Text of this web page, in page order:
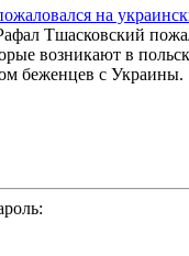
на
Тшасковский
возникают в
беженцев с Украины.